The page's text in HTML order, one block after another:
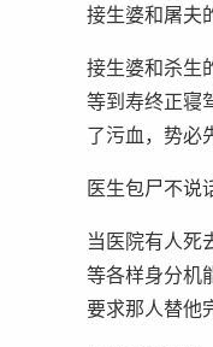
接生婆和屠夫
接生婆和杀生
等到寿终正寝
了污血，势必
医生包尸不说
当医院有人死
等各样身分机
要求那人替